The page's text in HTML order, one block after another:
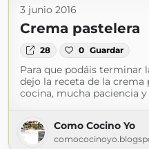
3 junio 2016
Crema pastelera
28 0 Guardar
Para que podáis terminar
dejo la receta de la crema
cocina, mucha paciencia y
Como Cocino Yo